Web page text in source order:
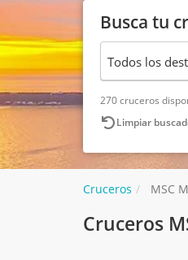
Busca tu
270 cruceros
Limpiar
Cruceros MSC
Cruceros